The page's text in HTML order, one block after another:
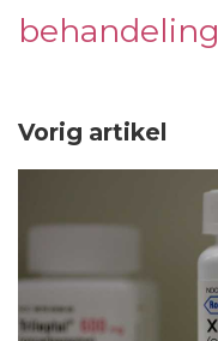
behandeling
Vorig artikel